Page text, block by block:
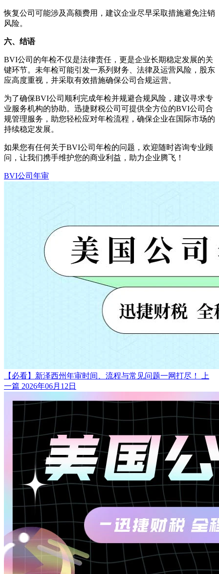
恢复公司可能涉及高额费用，建议企业尽早采取措施避免注销
风险。
六、结语
BVI公司的年检不仅是法律责任，更是企业长期稳定发展的关
键环节。未年检可能引发一系列财务、法律及运营风险，股东
应高度重视，并采取有效措施确保公司合规运营。
为了确保BVI公司顺利完成年检并规避合规风险，建议寻求专
业服务机构的协助。迅捷财税公司可提供全方位的BVI公司合
规管理服务，助您轻松应对年检流程，确保企业在国际市场的
持续稳定发展。
如果您有任何关于BVI公司年检的问题，欢迎随时咨询专业顾
问，让我们携手维护您的商业利益，助力企业腾飞！
BVI公司年审
【必看】新泽西州年审时间、流程与常见问题一网打尽！
上
一篇 2026年06月12日